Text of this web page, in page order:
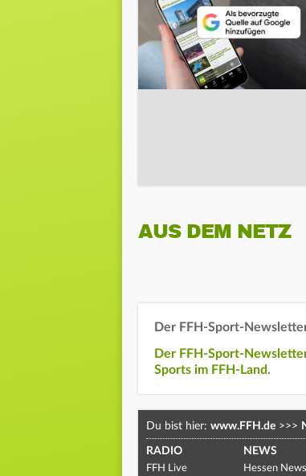
AUS DEM NETZ
Der FFH-Sport-
Der FFH-Sport-
Sports im FFH-Land.
Du bist hier: www.FFH.de >>>
RADIO
FFH Live
NEWS
Hessen News